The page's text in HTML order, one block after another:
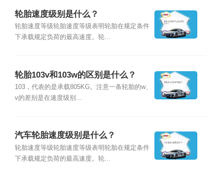
轮胎速度级别是什么？
轮胎速度等级轮胎速度等级表明轮胎在规定条件
下承载规定负荷的最高速度。轮...
轮胎103v和103w的区别是什么？
103，代表的是承载805KG。注意一条轮胎的w、
v的差别是在速度级别...
汽车轮胎速度级别是什么？
轮胎速度等级轮胎速度等级表明轮胎在规定条件
下承载规定负荷的最高速度。轮...